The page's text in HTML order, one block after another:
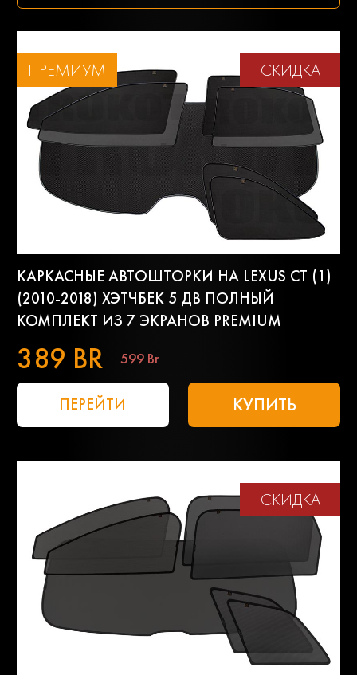
ПРЕМИУМ СКИДКА
КАРКАСНЫЕ АВТОШТОРКИ НА LEXUS CT (1)
(2010-2018) ХЭТЧБЕК 5 ДВ ПОЛНЫЙ
КОМПЛЕКТ ИЗ 7 ЭКРАНОВ PREMIUM
389 BR 599 Br
ПЕРЕЙТИ КУПИТЬ
СКИДКА